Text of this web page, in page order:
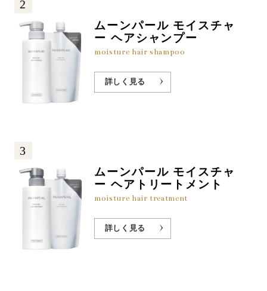
2
ムーンパール モイスチャ
ー ヘアシャンプー
moisture hair shampoo
詳しく見る
3
ムーンパール モイスチャ
ー ヘアトリートメント
moisture hair treatment
詳しく見る